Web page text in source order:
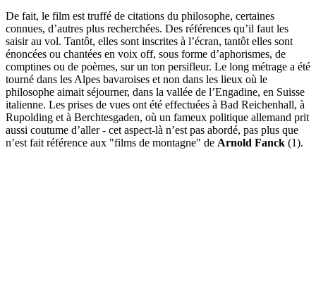
De fait, le film est truffé de citations du philosophe, certaines
connues, d’autres plus recherchées. Des références qu’il faut les
saisir au vol. Tantôt, elles sont inscrites à l’écran, tantôt elles sont
énoncées ou chantées en voix off, sous forme d’aphorismes, de
comptines ou de poèmes, sur un ton persifleur. Le long métrage a été
tourné dans les Alpes bavaroises et non dans les lieux où le
philosophe aimait séjourner, dans la vallée de l’Engadine, en Suisse
italienne. Les prises de vues ont été effectuées à Bad Reichenhall, à
Rupolding et à Berchtesgaden, où un fameux politique allemand prit
aussi coutume d’aller - cet aspect-là n’est pas abordé, pas plus que
n’est fait référence aux "films de montagne" de Arnold Fanck (1).